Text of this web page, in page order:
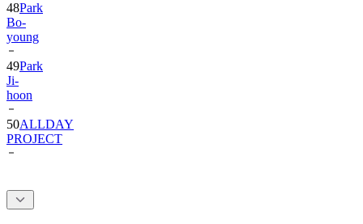
48Park
Bo-
young
49Park
Ji-
hoon
50ALLDAY
PROJECT